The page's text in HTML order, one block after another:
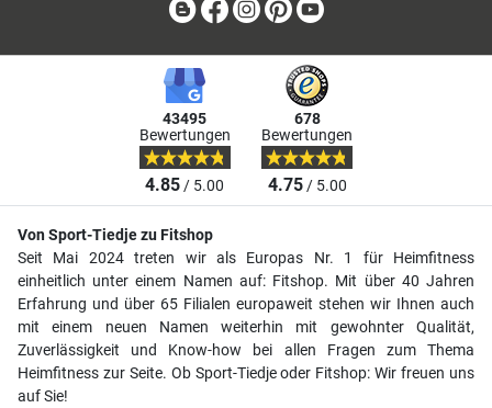
BlogFacebook
Instagram
Pinterest
43495
Bewertungen
4.85/ 5.00
678
Bewertungen
4.75/ 5.00
Von Sport-Tiedje zu Fitshop
Seit Mai 2024 treten wir als Europas Nr. 1 für Heimfitness
einheitlich unter einem Namen auf: Fitshop. Mit über 40 Jahren
Erfahrung und über 65 Filialen europaweit stehen wir Ihnen auch
mit einem neuen Namen weiterhin mit gewohnter Qualität,
Zuverlässigkeit und Know-how bei allen Fragen zum Thema
Heimfitness zur Seite. Ob Sport-Tiedje oder Fitshop: Wir freuen uns
auf Sie!